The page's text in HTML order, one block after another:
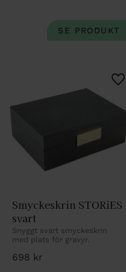
Smyckeskrin STORiES
svart
Snyggt svart smyckeskrin
med plats för gravyr.
698 kr